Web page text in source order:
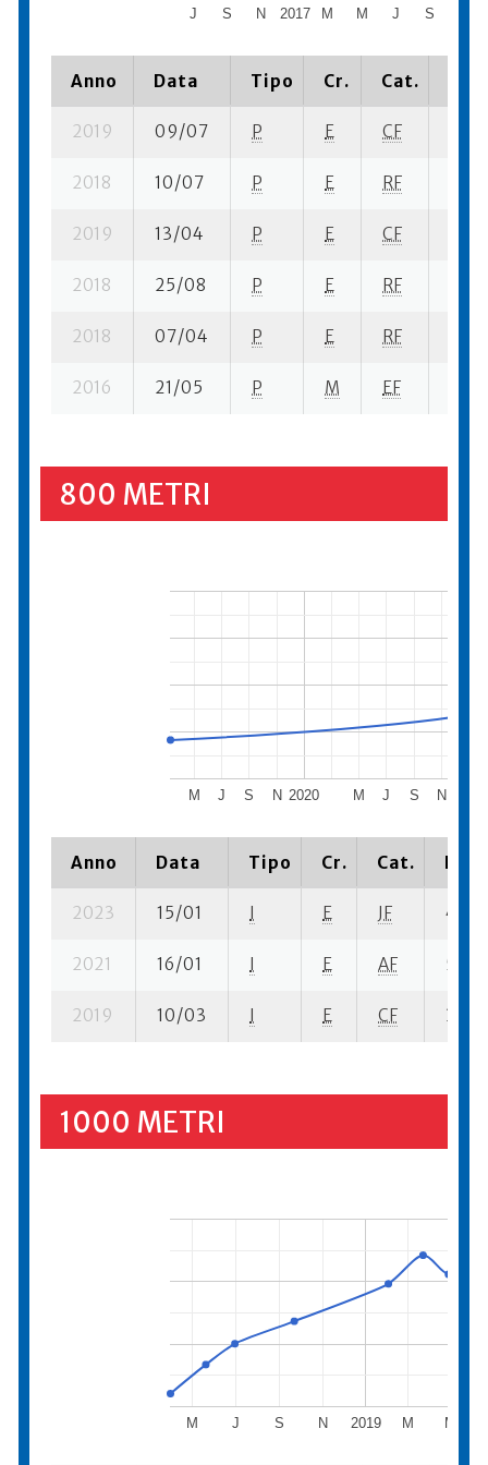
2017
J S N M M J S
Anno Data Tipo Cr. Cat.
2019 09/07 P E CF
2018 10/07 P E RF
2019 13/04 P E CF
2018 25/08 P E RF
2018 07/04 P E RF
2016 21/05 P M EF
800 METRI
2020
M J S N M J S N
Anno Data Tipo Cr. Cat.
2023 15/01 I E JF 4 se-
2021 16/01 I E AF 5 se-
2019 10/03 I E CF 3 se-
1000 METRI
2019
M J S N M M